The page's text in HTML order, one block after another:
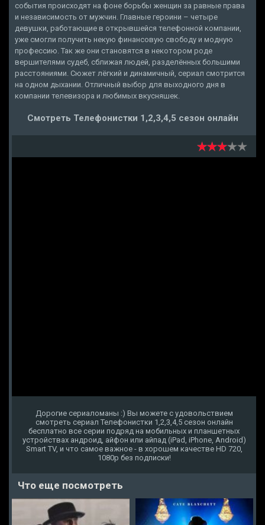
события происходят на фоне борьбы женщин за равные права
и независимость от мужчин. Главные героини – четыре
девушки, работающие в открывшейся телефонной компании,
уже смогли получить некую финансовую свободу и модную
профессию. Так же они становятся в некотором роде
вершителями судеб, сближая людей, разделённых большими
расстояниями. Сюжет лёгкий и динамичный, сериал смотрится
на одном дыхании. Отличный выбор для выходного дня в
компании телевизора и любимых вкусняшек.
Смотреть Телефонистки 1,2,3,4,5 сезон онлайн
Дорогие сериаломаны :) Вы можете с удовольствием
смотреть сериал Телефонистки 1,2,3,4,5 сезон онлайн
бесплатно все серии подряд на мобильных и планшетных
устройствах андроид, айфон или айпад (iPad, iPhone, Android)
Smart TV, и что самое важное - в хорошем качестве HD 720,
1080p без подписки!
Что еще посмотреть